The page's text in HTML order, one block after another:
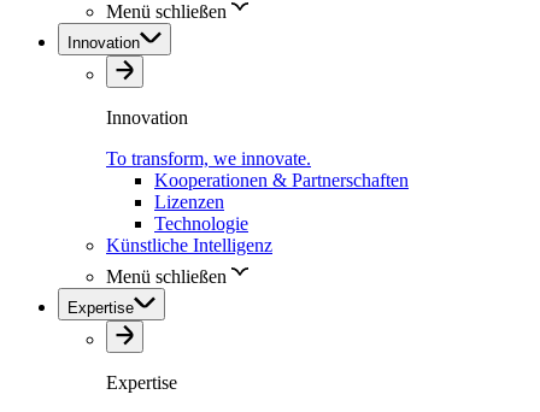
Menü schließen
Innovation
Innovation
To transform, we innovate.
Kooperationen & Partnerschaften
Lizenzen
Technologie
Künstliche Intelligenz
Menü schließen
Expertise
Expertise